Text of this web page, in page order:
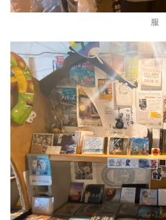
服